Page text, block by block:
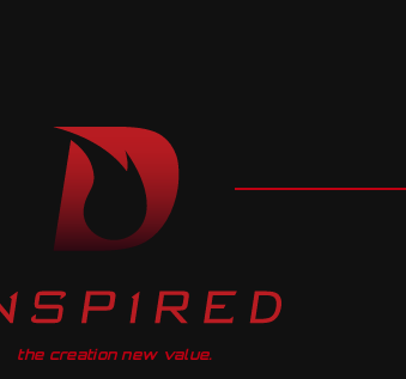
the creation new value.